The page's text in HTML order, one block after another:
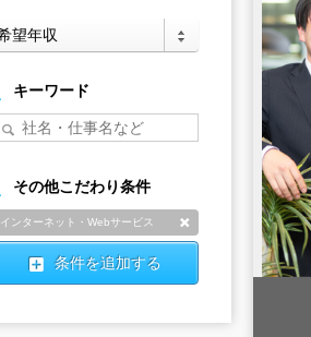
キーワード
その他こだわり条件
インターネット・Webサービス
条件を追加する